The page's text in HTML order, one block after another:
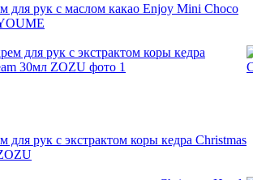
рук с маслом какао Enjoy Mini Choco
рук с экстрактом коры кедра Christmas